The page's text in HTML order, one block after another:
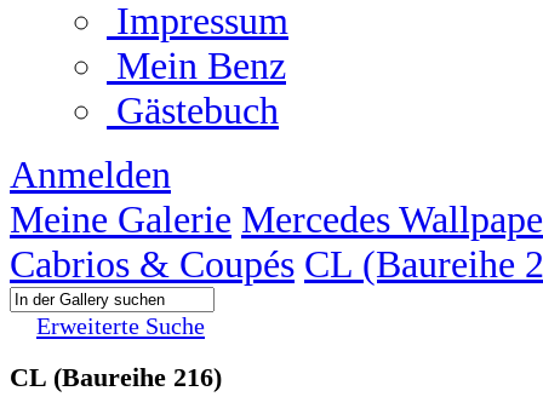
Impressum
Mein Benz
Gästebuch
Anmelden
Meine Galerie Mercedes
Cabrios & Coupés CL (Baureihe
Erweiterte Suche
CL (Baureihe 216)